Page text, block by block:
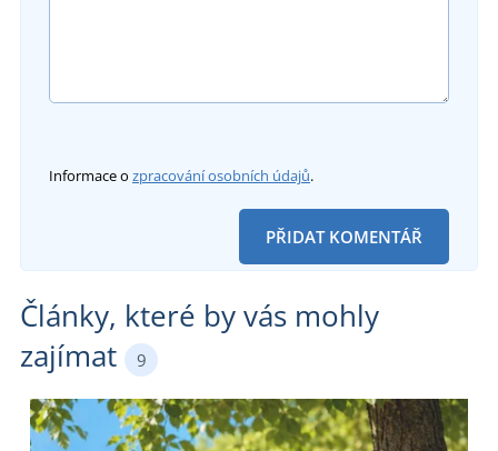
Informace o zpracování osobních údajů.
PŘIDAT KOMENTÁŘ
Články, které by vás mohly
zajímat
9